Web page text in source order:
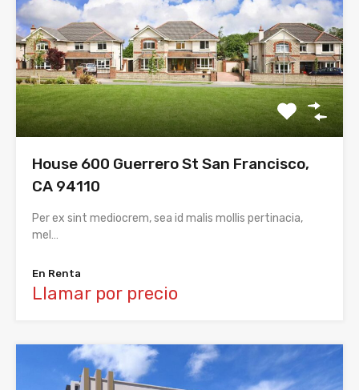
House 600 Guerrero St San Francisco,
CA 94110
Per ex sint mediocrem, sea id malis mollis pertinacia,
mel…
En Renta
Llamar por precio